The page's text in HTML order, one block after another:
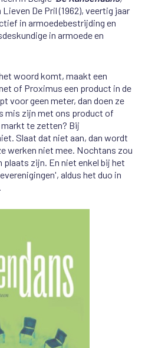
Lieven De Pril (1962), veertig jaar
in armoedebestrijding en
in armoede en
woord komt, maakt een
of Proximus een product in de
voor geen meter, dan doen ze
mis zijn met ons product of
te zetten? Bij
Slaat dat niet aan, dan wordt
werken niet mee. Nochtans zou
zijn. En niet enkel bij het
aldus het duo in